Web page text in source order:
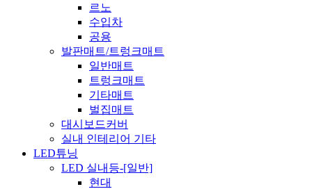
르노
수입차
공용
발판매트/트렁크매트
일반매트
트렁크매트
기타매트
벌집매트
대시보드커버
실내 인테리어 기타
LED튜닝
LED 실내등-[일반]
현대